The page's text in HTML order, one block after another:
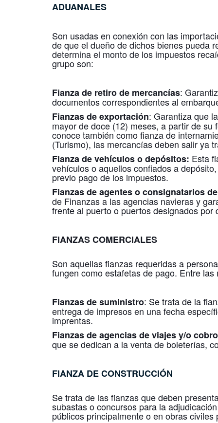
ADUANALES
Son usadas en conexión con las
de que el dueño de dichos bienes pueda
determina el monto de los impuestos
grupo son:
Fianza de retiro de mercancías:
documentos correspondientes al
Fianzas de exportación: Garantiza que
mayor de doce (12) meses, a partir de
conoce también como fianza de
(Turismo), las mercancías deben salir ya
Fianza de vehículos o depósitos: Esta
vehículos o aquellos confiados a
previo pago de los impuestos.
Fianzas de agentes o consignatarios
de Finanzas a las agencias navieras y
frente al puerto o puertos designados por
FIANZAS COMERCIALES
Son aquellas fianzas requeridas a
fungen como estafetas de pago. Entre
Fianzas de suministro: Se trata de la
entrega de impresos en una fecha
imprentas.
Fianzas de agencias de viajes y/o
que se dedican a la venta de boleterías,
FIANZA DE CONSTRUCCIÓN
Se trata de las fianzas que deben
subastas o concursos para la
públicos principalmente o en obras